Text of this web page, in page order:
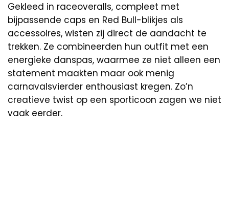
Gekleed in raceoveralls, compleet met
bijpassende caps en Red Bull-blikjes als
accessoires, wisten zij direct de aandacht te
trekken. Ze combineerden hun outfit met een
energieke danspas, waarmee ze niet alleen een
statement maakten maar ook menig
carnavalsvierder enthousiast kregen. Zo’n
creatieve twist op een sporticoon zagen we niet
vaak eerder.